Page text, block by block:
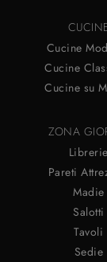
Cucine
Cucine
Cucine su
ZONA
Librerie
Pareti
Madie
Salotti
Tavoli
Sedie